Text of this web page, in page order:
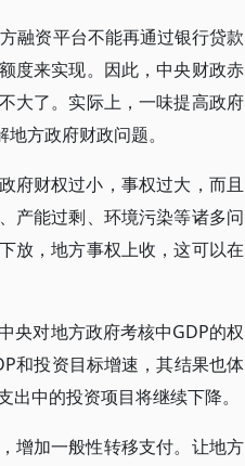
融资平台不能再通过银行贷款
度来实现。因此，中央财政赤
大了。实际上，一味提高政府
方政府财政问题。
府财权过小，事权过大，而且
产能过剩、环境污染等诸多问
放，地方事权上收，这可以在
央对地方政府考核中GDP的权
和投资目标增速，其结果也体
中的投资项目将继续下降。
增加一般性转移支付。让地方